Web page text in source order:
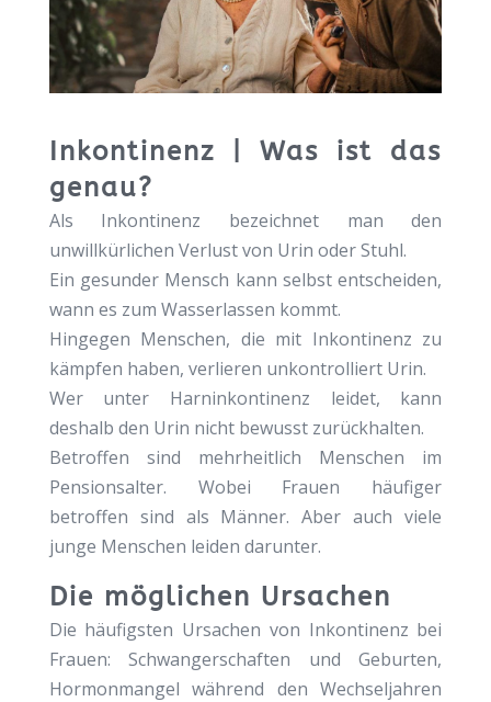
Inkontinenz | Was ist das
genau?
Als Inkontinenz bezeichnet man den
unwillkürlichen Verlust von Urin oder Stuhl.
Ein gesunder Mensch kann selbst entscheiden,
wann es zum Wasserlassen kommt.
Hingegen Menschen, die mit Inkontinenz zu
kämpfen haben, verlieren unkontrolliert Urin.
Wer unter Harninkontinenz leidet, kann
deshalb den Urin nicht bewusst zurückhalten.
Betroffen sind mehrheitlich Menschen im
Pensionsalter. Wobei Frauen häufiger
betroffen sind als Männer. Aber auch viele
junge Menschen leiden darunter.
Die möglichen Ursachen
Die häufigsten Ursachen von Inkontinenz bei
Frauen: Schwangerschaften und Geburten,
Hormonmangel während den Wechseljahren